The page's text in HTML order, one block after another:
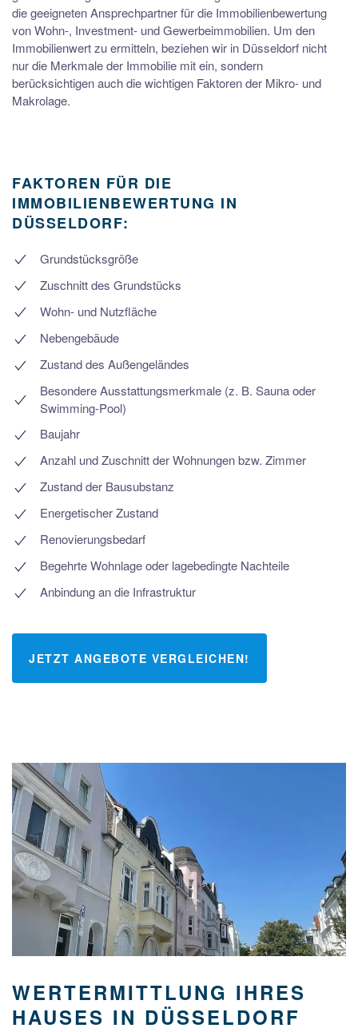
die geeigneten Ansprechpartner für die Immobilienbewertung
von Wohn-, Investment- und Gewerbeimmobilien. Um den
Immobilienwert zu ermitteln, beziehen wir in Düsseldorf nicht
nur die Merkmale der Immobilie mit ein, sondern
berücksichtigen auch die wichtigen Faktoren der Mikro- und
Makrolage.
FAKTOREN FÜR DIE
IMMOBILIENBEWERTUNG IN
DÜSSELDORF:
Grundstücksgröße
Zuschnitt des Grundstücks
Wohn- und Nutzfläche
Nebengebäude
Zustand des Außengeländes
Besondere Ausstattungsmerkmale (z. B. Sauna oder
Swimming-Pool)
Baujahr
Anzahl und Zuschnitt der Wohnungen bzw. Zimmer
Zustand der Bausubstanz
Energetischer Zustand
Renovierungsbedarf
Begehrte Wohnlage oder lagebedingte Nachteile
Anbindung an die Infrastruktur
JETZT ANGEBOTE VERGLEICHEN!
WERTERMITTLUNG IHRES
HAUSES IN DÜSSELDORF